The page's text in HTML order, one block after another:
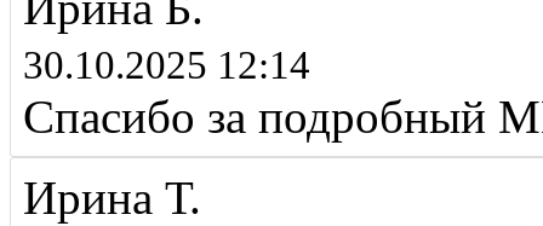
30.10.2025 12:14
Спасибо за подробный
Ирина Т.